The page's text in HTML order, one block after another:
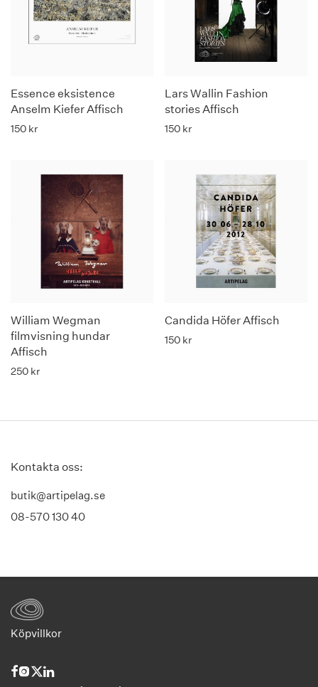
Essence eksistence
Anselm Kiefer Affisch
150 kr
Lars Wallin Fashion
stories Affisch
150 kr
William Wegman
filmvisning hundar
Affisch
250 kr
Candida Höfer Affisch
150 kr
Kontakta oss:
butik@artipelag.se
08-570 130 40
Köpvillkor